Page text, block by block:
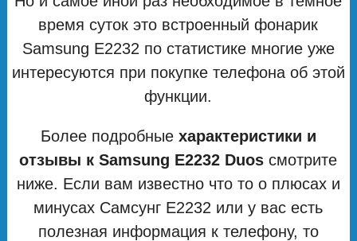
время суток это встроенный фонарик
Samsung E2232 по статистике многие уже
интересуются при покупке телефона об этой
функции.
Более подробные характеристики и
отзывы к Samsung E2232 Duos смотрите
ниже. Если вам известно что то о плюсах и
минусах Самсунг E2232 или у вас есть
полезная информация к телефону, то